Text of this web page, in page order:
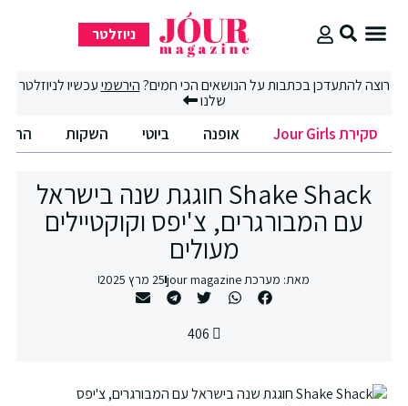
ניוזלטר
רוצה להתעדכן בכתבות על הנושאים הכי חמים?הירשמיעכשיו לניוזלטר
שלנו
סקירת Jour Girls אופנה ביוטי השקות
Shake Shack חוגגת שנה בישראל
עם המבורגרים, צ'יפס וקוקטיילים
מעולים
מאת: מערכת jour magazine 25 מרץ 2025